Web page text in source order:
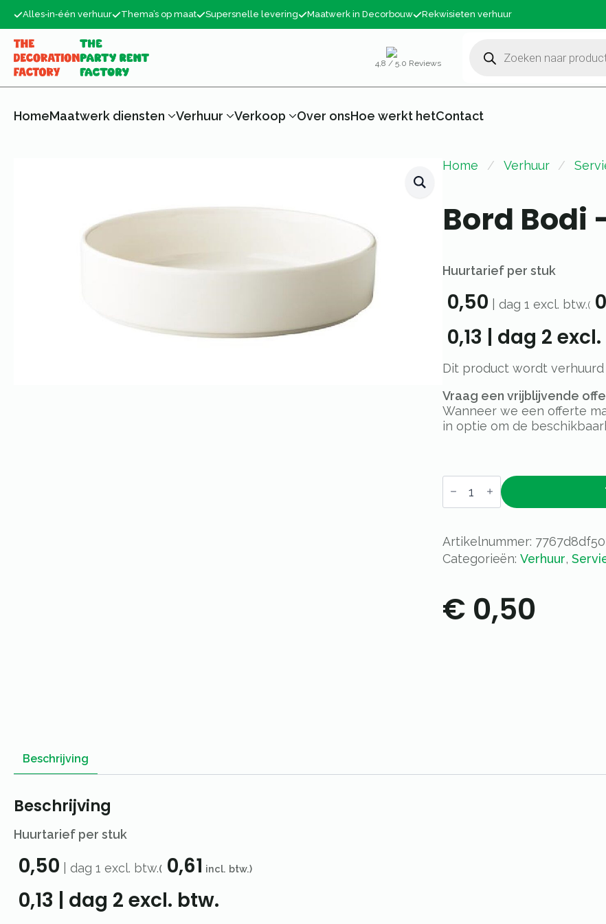
Alles‑in‑één verhuur Thema’s op maat Supersnelle levering Maatwerk in Decorbouw Rekwisieten verhuur
4,8 / 5.0 Reviews
zoeken
HomeMaatwerk diensten Verhuur Verkoop Over onsHoe werkt hetContact
Home Verhuur
Bord Bodi
Huurtarief per stuk
0,50 dag 1 excl. btw.(
0,13 dag 2
Dit product wordt
Vraag een vrijblijvende
Wanneer we een offerte
in optie om de
Bord
Bodi
-
cm
aantal
Artikelnummer:
Categorieën: Verhuur,
€ 0,50
Beschrijving
Beschrijving
Huurtarief per stuk
0,50 dag 1 excl. btw.( 0,61 incl. btw.)
0,13 dag 2 excl. btw.